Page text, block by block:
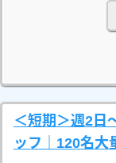
＜短期＞週2日
ッフ｜120名大